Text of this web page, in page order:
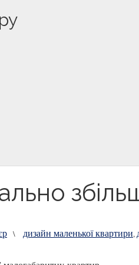
\ дизайн маленької квартири,